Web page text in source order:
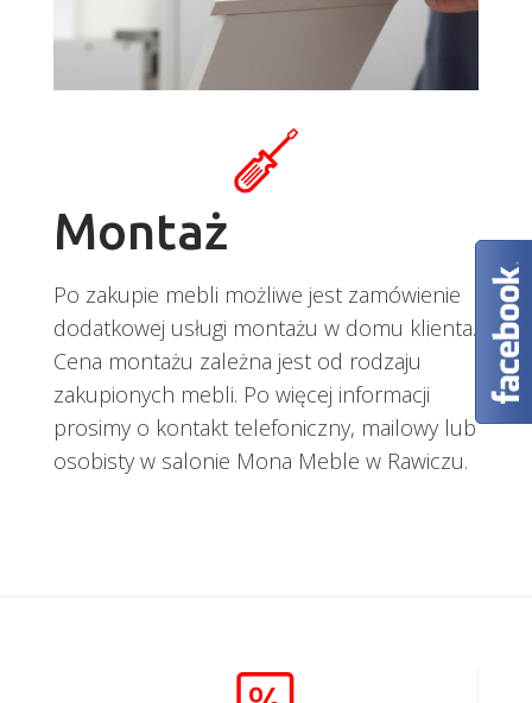
Montaż
Po zakupie mebli możliwe jest zamówienie
dodatkowej usługi montażu w domu klienta.
Cena montażu zależna jest od rodzaju
zakupionych mebli. Po więcej informacji
prosimy o kontakt telefoniczny, mailowy lub
osobisty w salonie Mona Meble w Rawiczu.